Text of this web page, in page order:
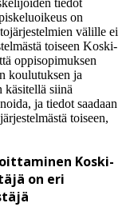
tiedot
on
välille ei
toiseen Koski-
oppisopimuksen
koulutuksen ja
käsitellä siinä
ja tiedot saadaan
toiseen,
Koski-
on eri